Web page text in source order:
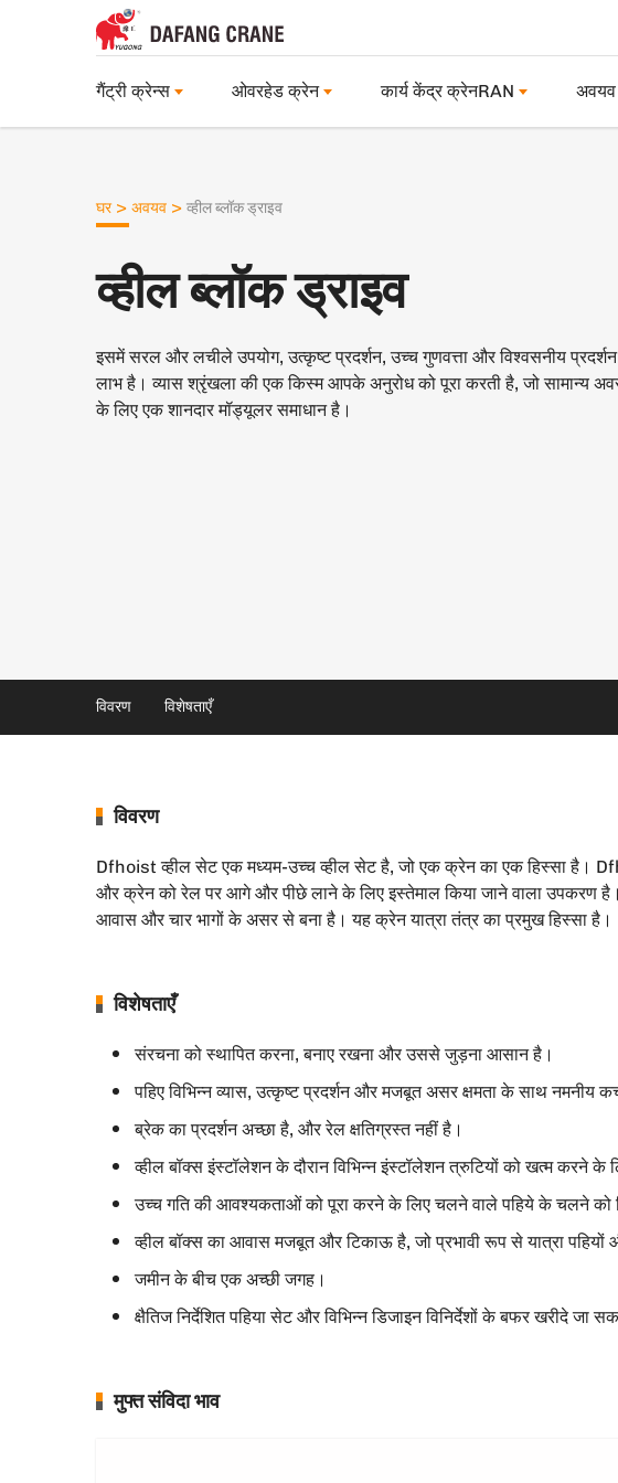
गैंट्री क्रेन्स ओवरहेड क्रेन कार्य केंद्र क्रेनRAN अवयव
घर> अवयव > व्हील ब्लॉक ड्राइव
व्हील ब्लॉक ड्राइव
इसमें सरल और लचीले उपयोग, उत्कृष्ट प्रदर्शन, उच्च गुणवत्ता और विश्वसनीय
लाभ है। व्यास श्रृंखला की एक किस्म आपके अनुरोध को पूरा करती है, जो सामान्य
के लिए एक शानदार मॉड्यूलर समाधान है।
विवरण विशेषताएँ
विवरण
Dfhoist व्हील सेट एक मध्यम-उच्च व्हील सेट है, जो एक क्रेन का एक हिस्सा है।
और क्रेन को रेल पर आगे और पीछे लाने के लिए इस्तेमाल किया जाने वाला उपकरण
आवास और चार भागों के असर से बना है। यह क्रेन यात्रा तंत्र का प्रमुख हिस्सा है।
विशेषताएँ
संरचना को स्थापित करना, बनाए रखना और उससे जुड़ना आसान है।
पहिए विभिन्न व्यास, उत्कृष्ट प्रदर्शन और मजबूत असर क्षमता के साथ नमनीय
ब्रेक का प्रदर्शन अच्छा है, और रेल क्षतिग्रस्त नहीं है।
व्हील बॉक्स इंस्टॉलेशन के दौरान विभिन्न इंस्टॉलेशन त्रुटियों को खत्म करने
उच्च गति की आवश्यकताओं को पूरा करने के लिए चलने वाले पहिये के चलने को
व्हील बॉक्स का आवास मजबूत और टिकाऊ है, जो प्रभावी रूप से यात्रा
जमीन के बीच एक अच्छी जगह।
क्षैतिज निर्देशित पहिया सेट और विभिन्न डिजाइन विनिर्देशों के बफर खरीदे जा
मुफ्त संविदा भाव